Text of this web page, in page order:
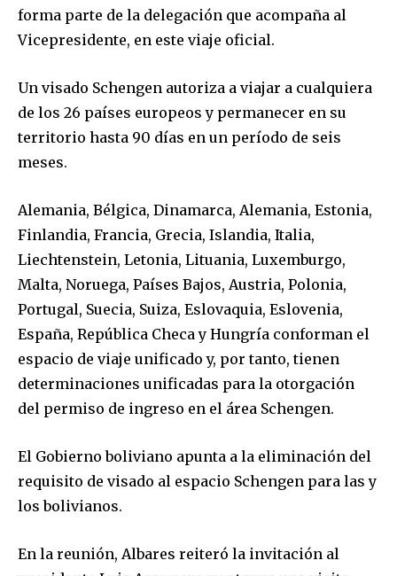
forma parte de la delegación que acompaña al
Vicepresidente, en este viaje oficial.
Un visado Schengen autoriza a viajar a cualquiera
de los 26 países europeos y permanecer en su
territorio hasta 90 días en un período de seis
meses.
Alemania, Bélgica, Dinamarca, Alemania, Estonia,
Finlandia, Francia, Grecia, Islandia, Italia,
Liechtenstein, Letonia, Lituania, Luxemburgo,
Malta, Noruega, Países Bajos, Austria, Polonia,
Portugal, Suecia, Suiza, Eslovaquia, Eslovenia,
España, República Checa y Hungría conforman el
espacio de viaje unificado y, por tanto, tienen
determinaciones unificadas para la otorgación
del permiso de ingreso en el área Schengen.
El Gobierno boliviano apunta a la eliminación del
requisito de visado al espacio Schengen para las y
los bolivianos.
En la reunión, Albares reiteró la invitación al